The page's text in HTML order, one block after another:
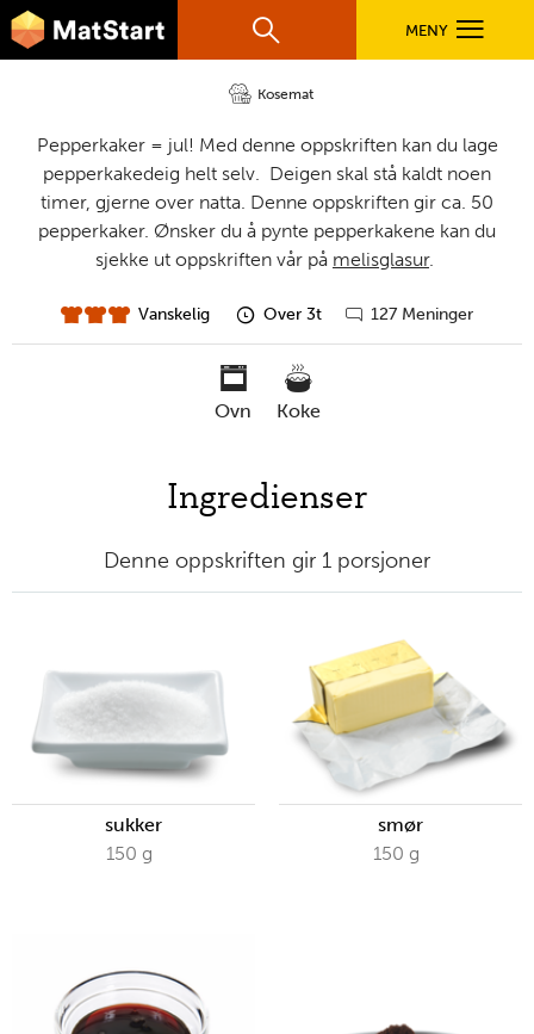
Hopp til hovedinnhold
hovednavigasjonsmobilversjon
Søk MENY
OPPSKRIFTER
FILM
FØR DU STARTER
Pepperkaker
Kosemat
Pepperkaker = jul! Med denne oppskriften kan du lage
pepperkakedeig helt selv. Deigen skal stå kaldt noen
timer, gjerne over natta. Denne oppskriften gir ca. 50
pepperkaker. Ønsker du å pynte pepperkakene kan du
sjekke ut oppskriften vår på melisglasur.
vanskelighet
Vanskelig
forberedelsestid
Over 3t
Gå
127 Meninger
ovn koke
Ingredienser
Denne oppskriften gir 1 porsjoner
sukker
150 g
smør
150 g